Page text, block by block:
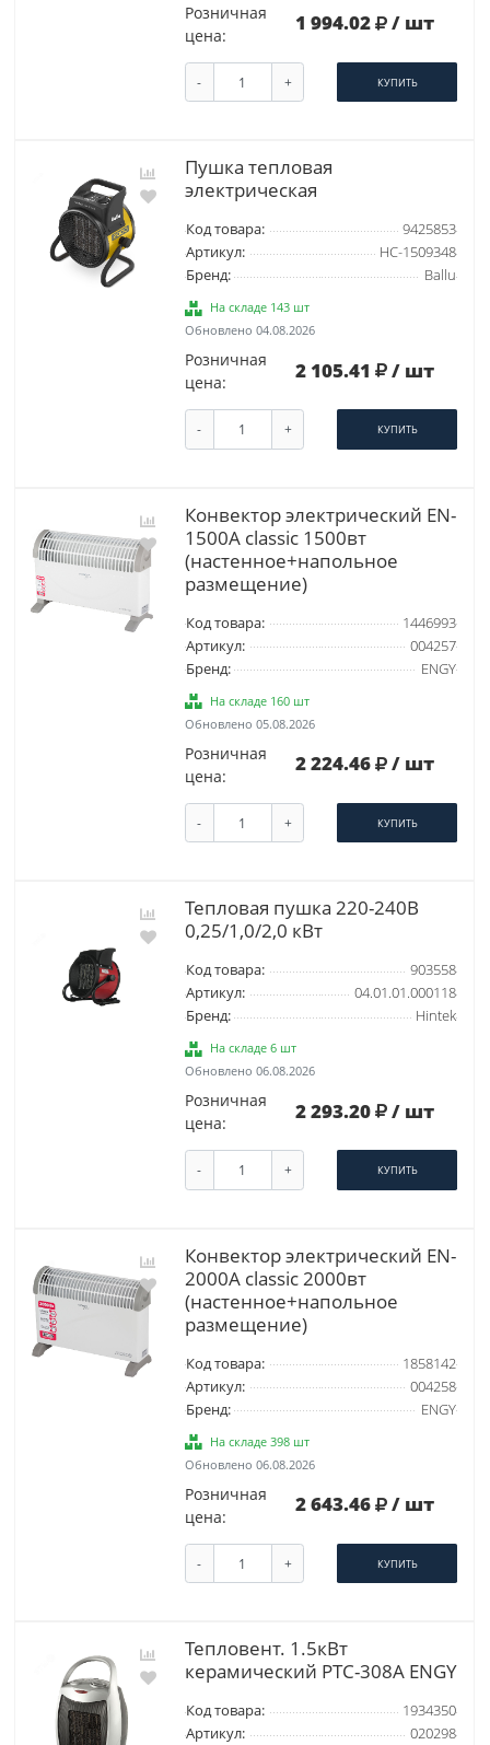
Розничная
цена:
1 994.02 / шт
- + КУПИТЬ
Пушка тепловая
электрическая
Код товара:
9425853
Артикул:
НС-1509348
Бренд:
Ballu
На складе 143 шт
Обновлено 04.08.2026
Розничная
цена:
2 105.41 / шт
- + КУПИТЬ
Конвектор электрический EN-
1500A classic 1500вт
(настенное+напольное
размещение)
Код товара:
1446993
Артикул:
004257
Бренд:
ENGY
На складе 160 шт
Обновлено 05.08.2026
Розничная
цена:
2 224.46 / шт
- + КУПИТЬ
Тепловая пушка 220-240В
0,25/1,0/2,0 кВт
Код товара:
903558
Артикул:
04.01.01.000118
Бренд:
Hintek
На складе 6 шт
Обновлено 06.08.2026
Розничная
цена:
2 293.20 / шт
- + КУПИТЬ
Конвектор электрический EN-
2000A classic 2000вт
(настенное+напольное
размещение)
Код товара:
1858142
Артикул:
004258
Бренд:
ENGY
На складе 398 шт
Обновлено 06.08.2026
Розничная
цена:
2 643.46 / шт
- + КУПИТЬ
Тепловент. 1.5кВт
керамический РТС-308A ENGY
Код товара:
1934350
Артикул:
020298